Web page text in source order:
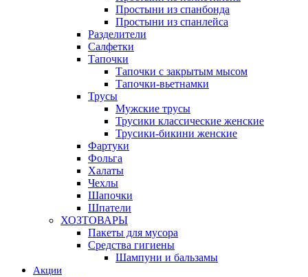
Простыни из спанбонда
Простыни из спанлейса
Разделители
Салфетки
Тапочки
Тапочки с закрытым мысом
Тапочки-вьетнамки
Трусы
Мужские трусы
Трусики классические женские
Трусики-бикини женские
Фартуки
Фольга
Халаты
Чехлы
Шапочки
Шпатели
ХОЗТОВАРЫ
Пакеты для мусора
Средства гигиены
Шампуни и бальзамы
Акции